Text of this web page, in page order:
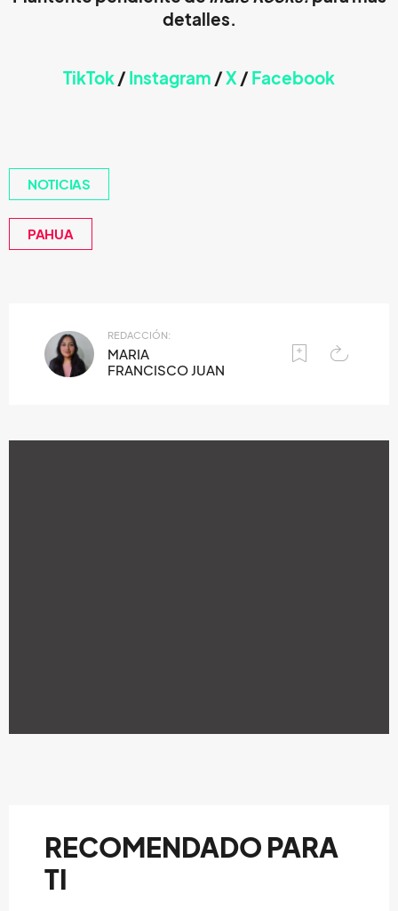
detalles.
TikTok/ Instagram /X / Facebook
NOTICIAS
PAHUA
REDACCIÓN:
MARIA
FRANCISCO JUAN
RECOMENDADO PARA
TI